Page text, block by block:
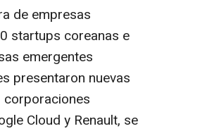
de empresas
startups coreanas e
emergentes
presentaron nuevas
corporaciones
Cloud y Renault, se